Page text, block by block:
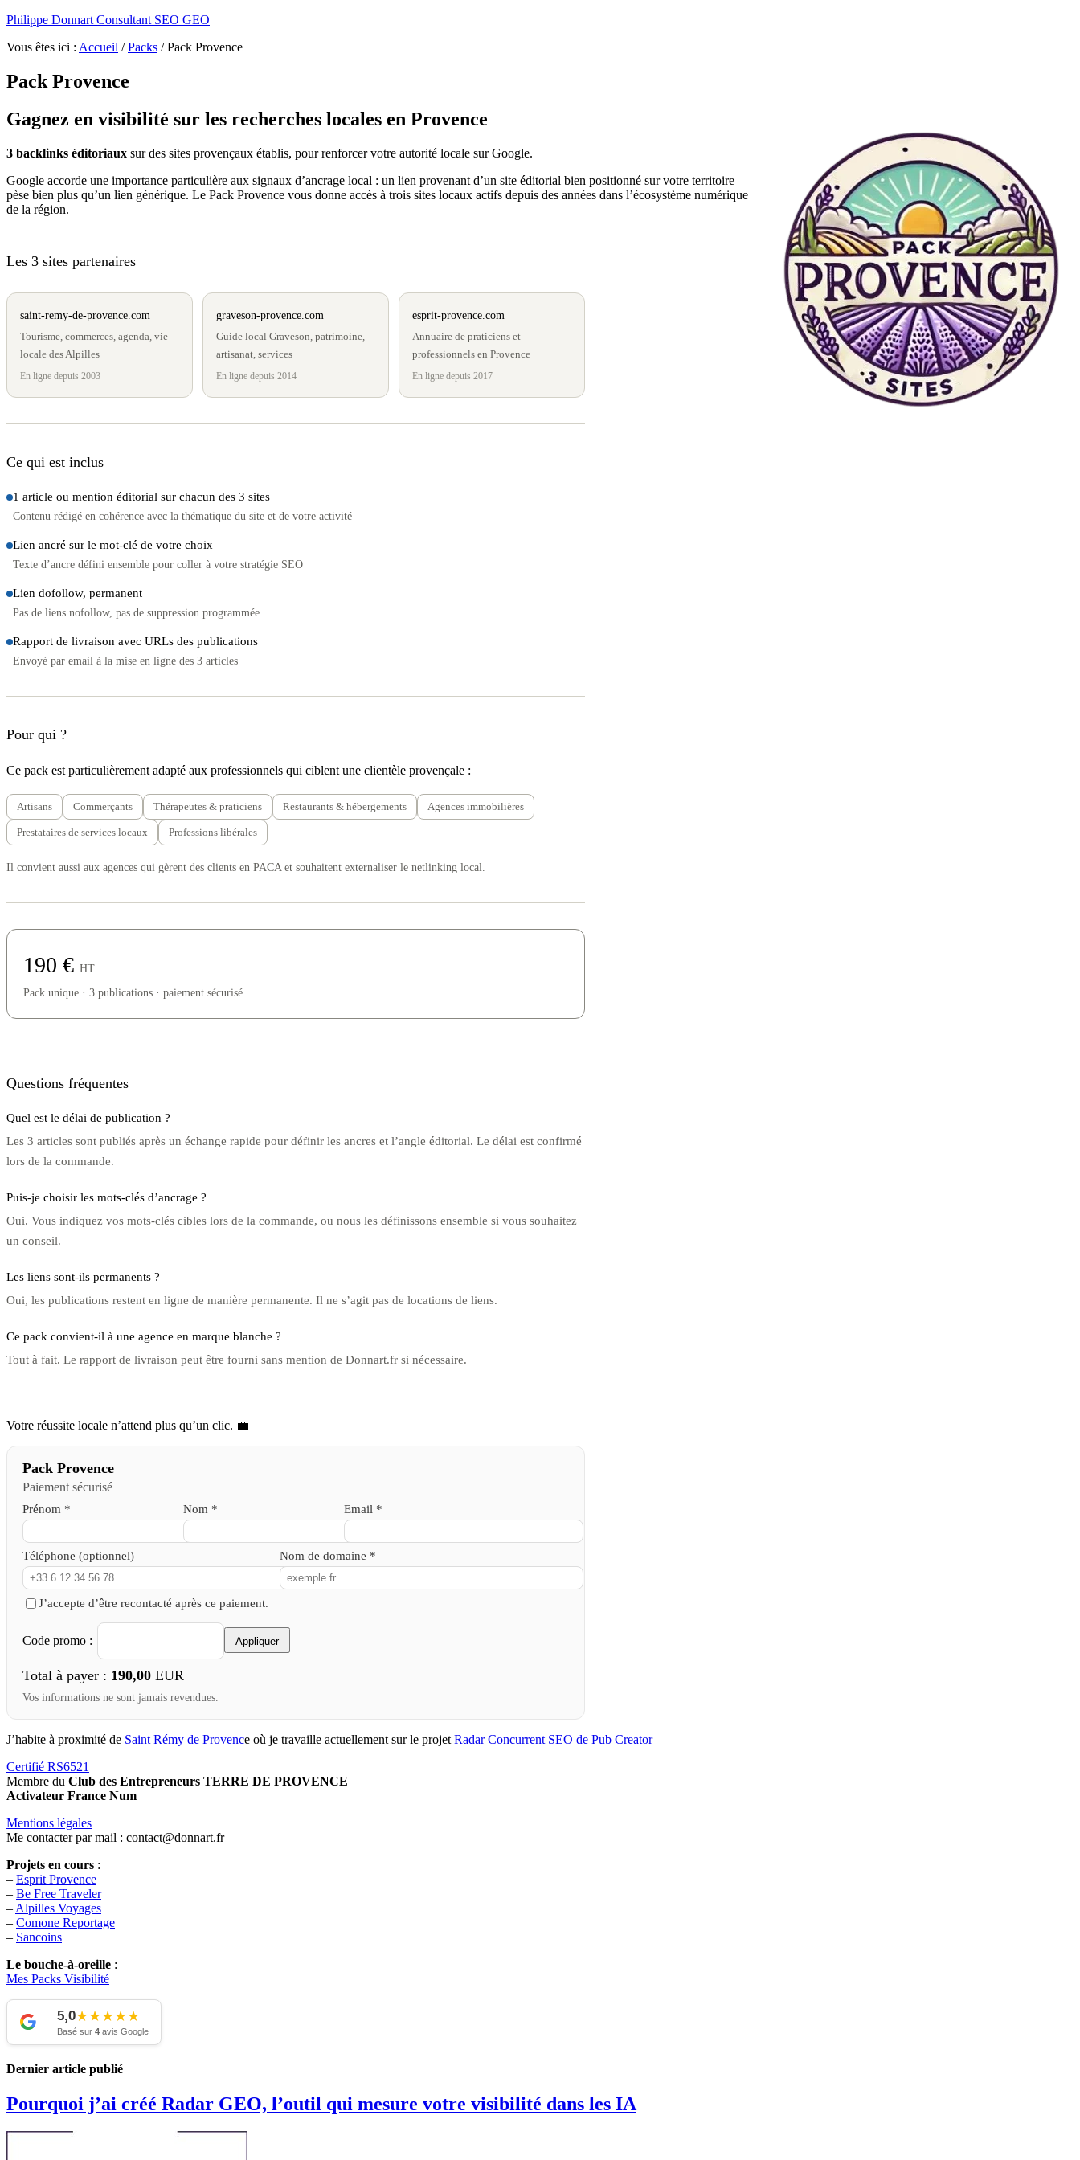
Philippe Donnart Consultant SEO GEO
Vous êtes ici : Accueil / Packs /Pack Provence
Pack Provence
Gagnez en visibilité sur les recherches locales en Provence
3 backlinks éditoriaux sur des sites provençaux établis, pour renforcer votre autorité locale sur Google.
Google accorde une importance particulière aux signaux d’ancrage local : un lien provenant d’un site éditorial bien positionné sur votre territoire
pèse bien plus qu’un lien générique. Le Pack Provence vous donne accès à trois sites locaux actifs depuis des années dans l’écosystème numérique
de la région.
Les 3 sites partenaires
saint-remy-de-provence.com
Tourisme, commerces, agenda, vie
locale des Alpilles
En ligne depuis 2003
graveson-provence.com
Guide local Graveson, patrimoine,
artisanat, services
En ligne depuis 2014
esprit-provence.com
Annuaire de praticiens et
professionnels en Provence
En ligne depuis 2017
Ce qui est inclus
1 article ou mention éditorial sur chacun des 3 sites
Contenu rédigé en cohérence avec la thématique du site et de votre activité
Lien ancré sur le mot-clé de votre choix
Texte d’ancre défini ensemble pour coller à votre stratégie SEO
Lien dofollow, permanent
Pas de liens nofollow, pas de suppression programmée
Rapport de livraison avec URLs des publications
Envoyé par email à la mise en ligne des 3 articles
Pour qui ?
Ce pack est particulièrement adapté aux professionnels qui ciblent une clientèle provençale :
Artisans Commerçants Thérapeutes & praticiens Restaurants & hébergements Agences immobilières
Prestataires de services locaux Professions libérales
Il convient aussi aux agences qui gèrent des clients en PACA et souhaitent externaliser le netlinking local.
190 € HT
Pack unique · 3 publications · paiement sécurisé
Questions fréquentes
Quel est le délai de publication ?
Les 3 articles sont publiés après un échange rapide pour définir les ancres et l’angle éditorial. Le délai est confirmé
lors de la commande.
Puis-je choisir les mots-clés d’ancrage ?
Oui. Vous indiquez vos mots-clés cibles lors de la commande, ou nous les définissons ensemble si vous souhaitez
un conseil.
Les liens sont-ils permanents ?
Oui, les publications restent en ligne de manière permanente. Il ne s’agit pas de locations de liens.
Ce pack convient-il à une agence en marque blanche ?
Tout à fait. Le rapport de livraison peut être fourni sans mention de Donnart.fr si nécessaire.
Votre réussite locale n’attend plus qu’un clic. 💼
Pack Provence
Paiement sécurisé
Prénom * Nom * Email *
Téléphone (optionnel) Nom de domaine *
J’accepte d’être recontacté après ce paiement.
Code promo : Appliquer
Total à payer : 190,00 EUR
Vos informations ne sont jamais revendues.
J’habite à proximité de Saint Rémy de Provence où je travaille actuellement sur le projet Radar Concurrent SEO de Pub Creator
Certifié RS6521
Membre du Club des Entrepreneurs TERRE DE PROVENCE
Activateur France Num
Mentions légales
Me contacter par mail : contact@donnart.fr
Projets en cours :
– Esprit Provence
– Be Free Traveler
– Alpilles Voyages
– Comone Reportage
– Sancoins
Le bouche-à-oreille :
Mes Packs Visibilité
5,0★★★★★
Basé sur 4 avis Google
Dernier article publié
Pourquoi j’ai créé Radar GEO, l’outil qui mesure votre visibilité dans les IA